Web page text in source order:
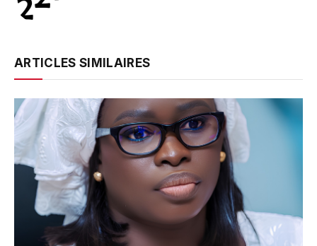
ARTICLES SIMILAIRES